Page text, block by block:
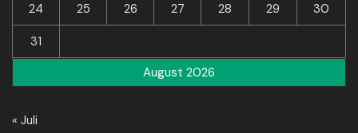
August 2026
24 25 26 27 28 29 30
31
« Juli